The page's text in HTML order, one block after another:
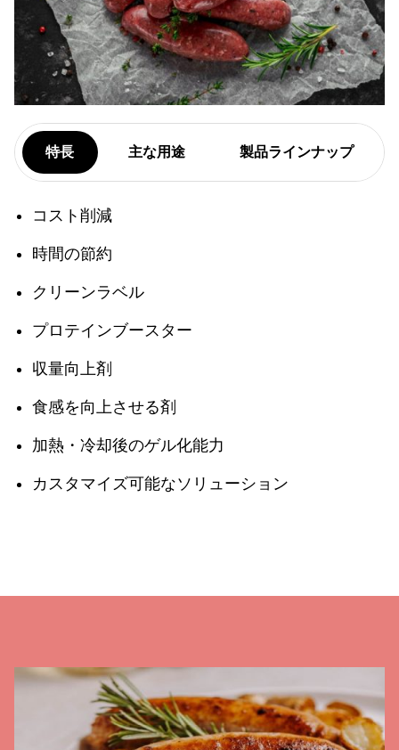
特長 主な用途 製品ラインナップ
コスト削減
時間の節約
クリーンラベル
プロテインブースター
収量向上剤
食感を向上させる剤
加熱・冷却後のゲル化能力
カスタマイズ可能なソリューション